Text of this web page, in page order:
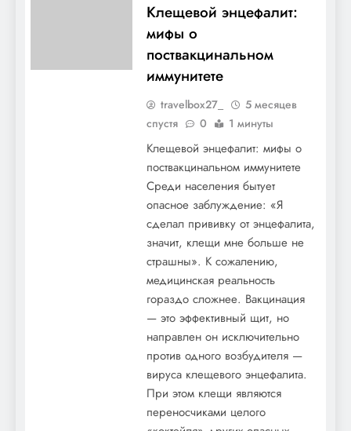
Клещевой энцефалит:
мифы о
поствакцинальном
иммунитете
travelbox27_
5 месяцев
спустя
0 1 минуты
Клещевой энцефалит: мифы о
поствакцинальном иммунитете
Среди населения бытует
опасное заблуждение: «Я
сделал прививку от энцефалита,
значит, клещи мне больше не
страшны». К сожалению,
медицинская реальность
гораздо сложнее. Вакцинация
— это эффективный щит, но
направлен он исключительно
против одного возбудителя —
вируса клещевого энцефалита.
При этом клещи являются
переносчиками целого